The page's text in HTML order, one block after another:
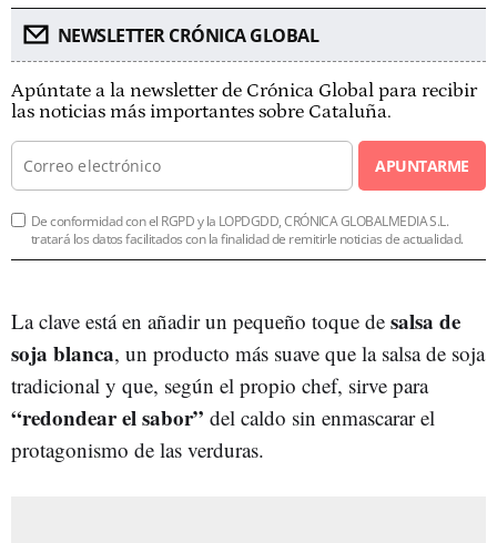
NEWSLETTER CRÓNICA GLOBAL
Apúntate a la newsletter de Crónica Global para recibir
las noticias más importantes sobre Cataluña.
APUNTARME
De conformidad con el RGPD y la LOPDGDD, CRÓNICA GLOBALMEDIA S.L.
tratará los datos facilitados con la finalidad de remitirle noticias de actualidad.
La clave está en añadir un pequeño toque de salsa de
soja blanca, un producto más suave que la salsa de soja
tradicional y que, según el propio chef, sirve para
“redondear el sabor” del caldo sin enmascarar el
protagonismo de las verduras.